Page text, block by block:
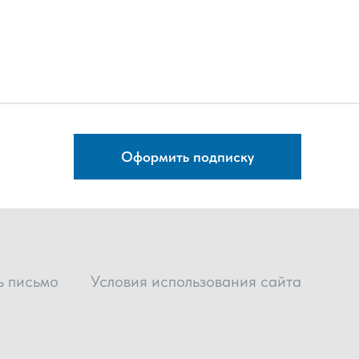
Оформить подписку
письмо Условия использования сайта